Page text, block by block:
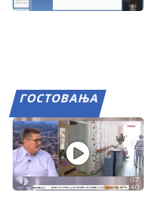
ГОСТОВАЊА